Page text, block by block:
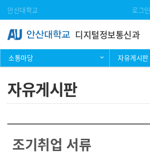
Skip Menu
안산대학교 로그인
디지털정보통신과
소통마당 자유게시판
자유게시판
조기취업 서류